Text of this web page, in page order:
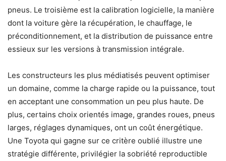
pneus. Le troisième est la calibration logicielle, la manière
dont la voiture gère la récupération, le chauffage, le
préconditionnement, et la distribution de puissance entre
essieux sur les versions à transmission intégrale.
Les constructeurs les plus médiatisés peuvent optimiser
un domaine, comme la charge rapide ou la puissance, tout
en acceptant une consommation un peu plus haute. De
plus, certains choix orientés image, grandes roues, pneus
larges, réglages dynamiques, ont un coût énergétique.
Une Toyota qui gagne sur ce critère oublié illustre une
stratégie différente, privilégier la sobriété reproductible